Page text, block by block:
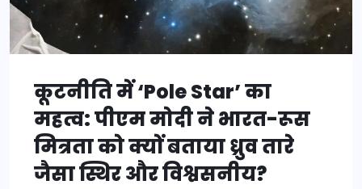
कूटनीति में ‘Pole Star’ का
महत्व: पीएम मोदी ने भारत-रूस
मित्रता को क्यों बताया ध्रुव तारे
जैसा स्थिर और विश्वसनीय?